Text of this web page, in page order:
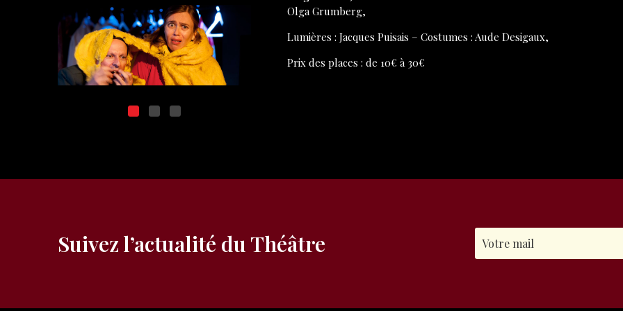
Olga Grumberg,
Lumières : Jacques Puisais – Costumes : Aude Desigaux,
Prix des places : de 10€ à 30€
Suivez l’actualité du Théâtre